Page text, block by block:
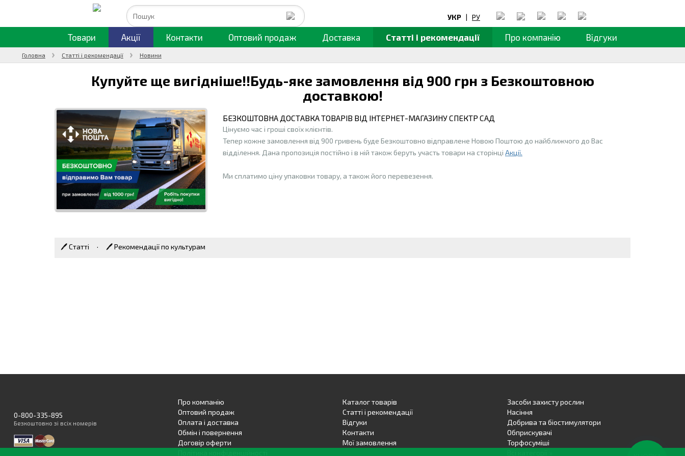
УКР | РУ
Товари Акції Контакти Оптовий продаж Доставка Статті і рекомендації Про компанію Відгуки
Головна Статті і рекомендації Новини
Купуйте ще вигідніше!!Будь-яке замовлення від 900 грн з Безкоштовною
доставкою!
БЕЗКОШТОВНА ДОСТАВКА ТОВАРІВ ВІД ІНТЕРНЕТ-МАГАЗИНУ СПЕКТР САД
Цінуємо час і гроші своїх клієнтів.
Тепер кожне замовлення від 900 гривень буде Безкоштовно відправлене Новою Поштою до найближчого до Вас
відділення. Дана пропозиція постійно і в ній також беруть участь товари на сторінці Акції.
Ми сплатимо ціну упаковки товару, а також його перевезення.
🖊 Статті · 🖊 Рекомендації по культурам
0-800-335-895
Безкоштовно зі всіх номерів
Про компанію
Оптовий продаж
Оплата і доставка
Обмін і повернення
Договір оферти
Каталог товарів
Статті і рекомендації
Вiдгуки
Контакти
Мої замовлення
Засоби захисту рослин
Насіння
Добрива та біостимулятори
Обприскувачі
Торфосуміші